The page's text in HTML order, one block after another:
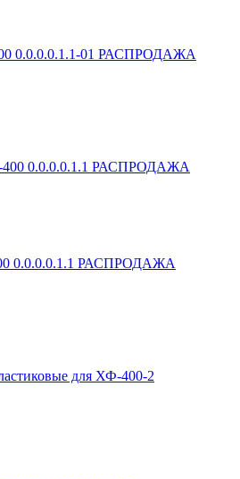
0.0.0.0.1.1-01 РАСПРОДАЖА
0.0.0.0.1.1 РАСПРОДАЖА